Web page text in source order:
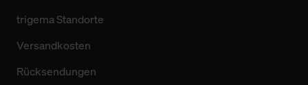
trigema Standorte
Versandkosten
Rücksendungen